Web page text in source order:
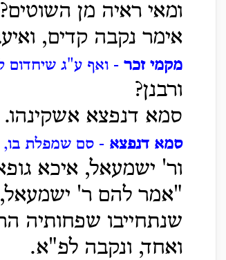
ומאי ראיה מן השוטים?
אימר נקבה קדים,
מקמי זכר - ואף ע"ג שיחדום
ורבנן?
סמא דנפצא אשקינהו.
סמא דנפצא - סם שמפלת בו,
ור' ישמעאל, איכא
"אמר להם ר'
שנתחייבו שפחותיה
ואחד, ונקבה לפ"א.